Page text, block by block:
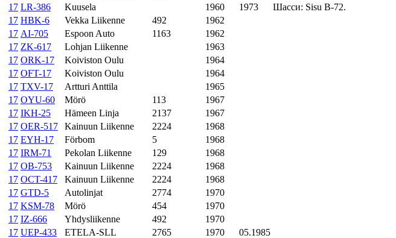
17 LR-386 Kuusela 1960 1973
Шасси: Sisu B-72.
17 HBK-6 Vekka Liikenne 492
1962
17 AI-705 Espoon Auto 1163
1962
17 ZK-617 Lohjan Liikenne
1963
17 ORK-17 Koiviston Oulu
1964
17 OFT-17 Koiviston Oulu
1964
17 TXV-17 Artturi Anttila
1965
17 OYU-60 Mörö 113
1967
17 IKH-25 Hämeen Linja 2137
1967
17 OER-517 Kainuun Liikenne 2224
1968
17 EYH-17 Förbom 5
1968
17 IRM-71 Pekolan Liikenne 129
1968
17 OB-753 Kainuun Liikenne 2224
1968
17 OCT-417 Kainuun Liikenne 2224
1968
17 GTD-5 Autolinjat 2774
1970
17 KSM-78 Mörö 454
1970
17 IZ-666 Yhdysliikenne 492
1970
17 UEP-433 ETELA-SLL 2765 1970
05.1985